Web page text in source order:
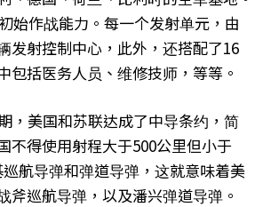
始作战能力。每一个发射单元，由
发射控制中心，此外，还搭配了16
包括医务人员、维修技师，等等。
，美国和苏联达成了中导条约，简
不得使用射程大于500公里但小于
航导弹和弹道导弹，这就意味着美
斧巡航导弹，以及潘兴弹道导弹。